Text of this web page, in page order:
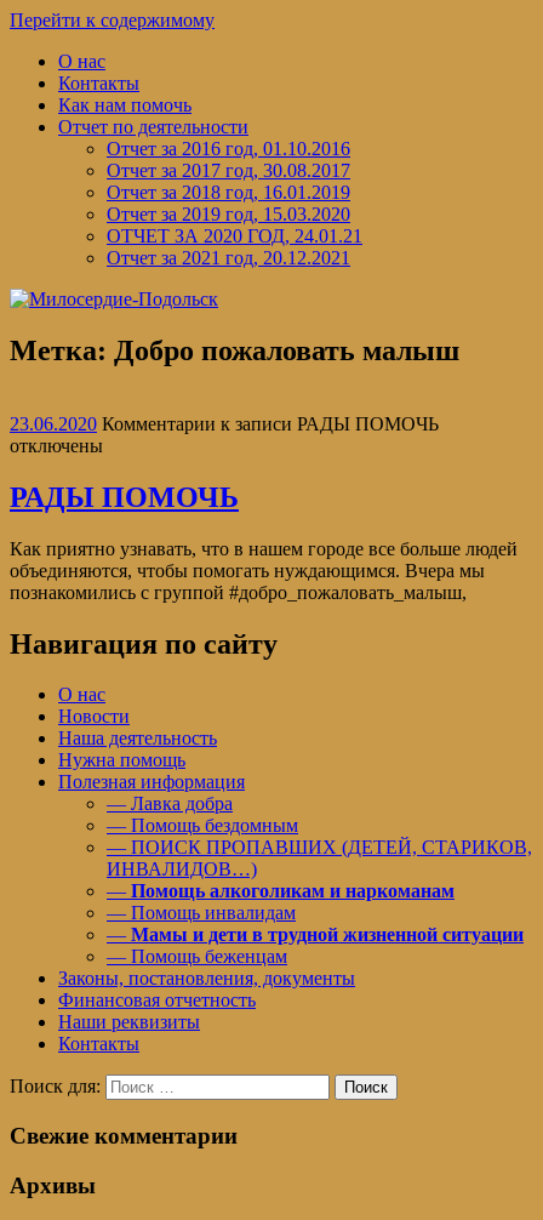
Перейти к содержимому
О нас
Контакты
Как нам помочь
Отчет по деятельности
Отчет за 2016 год, 01.10.2016
Отчет за 2017 год, 30.08.2017
Отчет за 2018 год, 16.01.2019
Отчет за 2019 год, 15.03.2020
ОТЧЕТ ЗА 2020 ГОД, 24.01.21
Отчет за 2021 год, 20.12.2021
Метка: Добро пожаловать малыш
23.06.2020 Комментарии к записи РАДЫ ПОМОЧЬ
отключены
РАДЫ ПОМОЧЬ
Как приятно узнавать, что в нашем городе все больше людей
объединяются, чтобы помогать нуждающимся. Вчера мы
познакомились с группой #добро_пожаловать_малыш,
Навигация по сайту
О нас
Новости
Наша деятельность
Нужна помощь
Полезная информация
— Лавка добра
— Помощь бездомным
— ПОИСК ПРОПАВШИХ (ДЕТЕЙ, СТАРИКОВ,
ИНВАЛИДОВ…)
— Помощь алкоголикам и наркоманам
— Помощь инвалидам
— Мамы и дети в трудной жизненной ситуации
— Помощь беженцам
Законы, постановления, документы
Финансовая отчетность
Наши реквизиты
Контакты
Поиск для: Поиск
Свежие комментарии
Архивы